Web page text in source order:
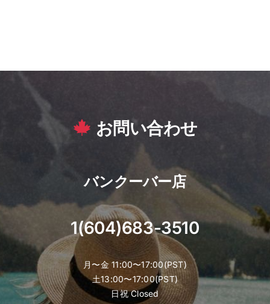
外ではお使いいただけません。
ご返却予定日よりお早めにご返却いただ
いた場合のご返金は出来かねますのでご
お客様ご都合によるキャンセル時は弊社
規定によりキャンセル料を差し引いた金
額をご返金いたします。
※ご返金規定：前々日まで100%、前日
50%、当日0%
レンタル商品のお渡し前日と当日、また
はレンタル商品配送後に申し込みされた
「日本ポケットWifi プラン」の変更・延
お問い合わせ
バンクーバー店
1(604)683-3510
月〜金 11:00〜17:00(PST)
土13:00〜17:00(PST)
日祝 Closed